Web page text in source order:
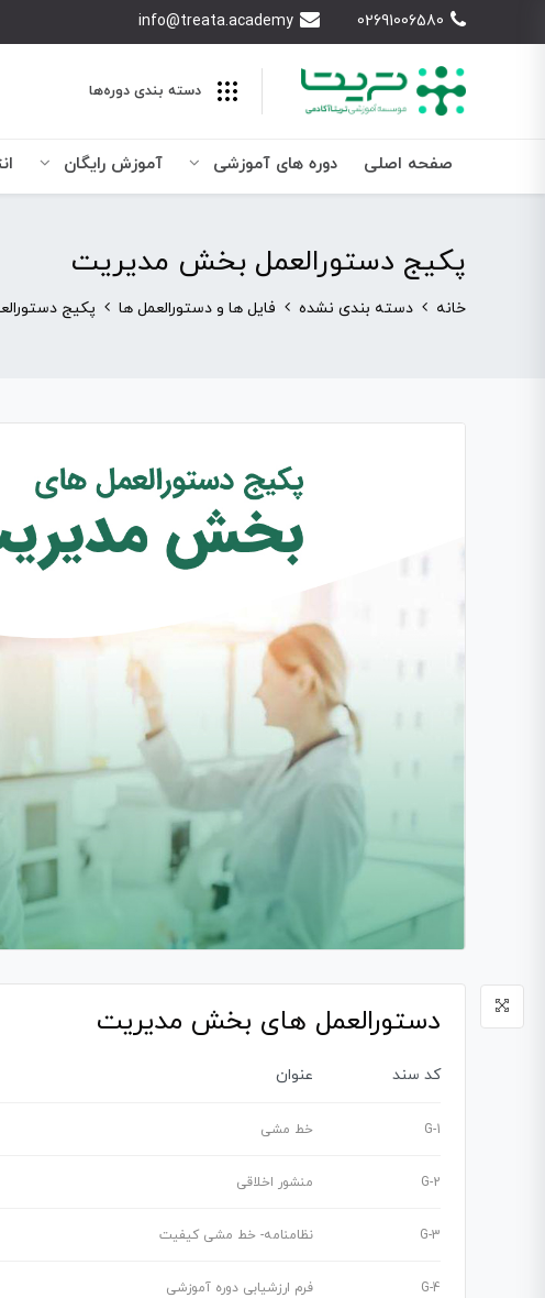
02691006580
info@treata.academy
دسته بندی‌ دوره‌ها
صفحه اصلی دوره های آموزشی آموزش رایگان
پکیج دستورالعمل بخش مدیریت
خانه دسته بندی نشده فایل ها و دستورالعمل ها پکیج
دستورالعمل های بخش مدیریت
کد سند عنوان
G-1 خط مشی
G-2 منشور اخلاقی
G-3 نظامنامه- خط مشی کیفیت
G-4 فرم ارزشیابی دوره آموزشی